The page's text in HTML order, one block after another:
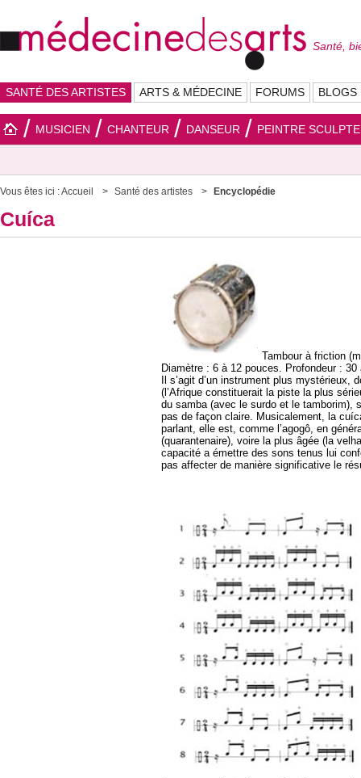
Santé,
SANTÉ DES ARTISTES ARTS & MÉDECINE FORUMS BLOGS
MUSICIEN CHANTEUR DANSEUR PEINTRE
Vous êtes ici :Accueil Santé des artistes Encyclopédie
Cuíca
Tambour à friction
Diamètre : 6 à 12 pouces. Profondeur : 30
Il s’agit d’un instrument plus
(l’Afrique constituerait la piste la plus
du samba (avec le surdo et le tamborim),
pas de façon claire. Musicalement, la
parlant, elle est, comme l’agogô, en
(quarantenaire), voire la plus âgée (la
capacité a émettre des sons tenus lui
pas affecter de manière significative le